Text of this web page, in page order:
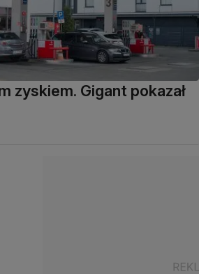
zyskiem. Gigant pokazał